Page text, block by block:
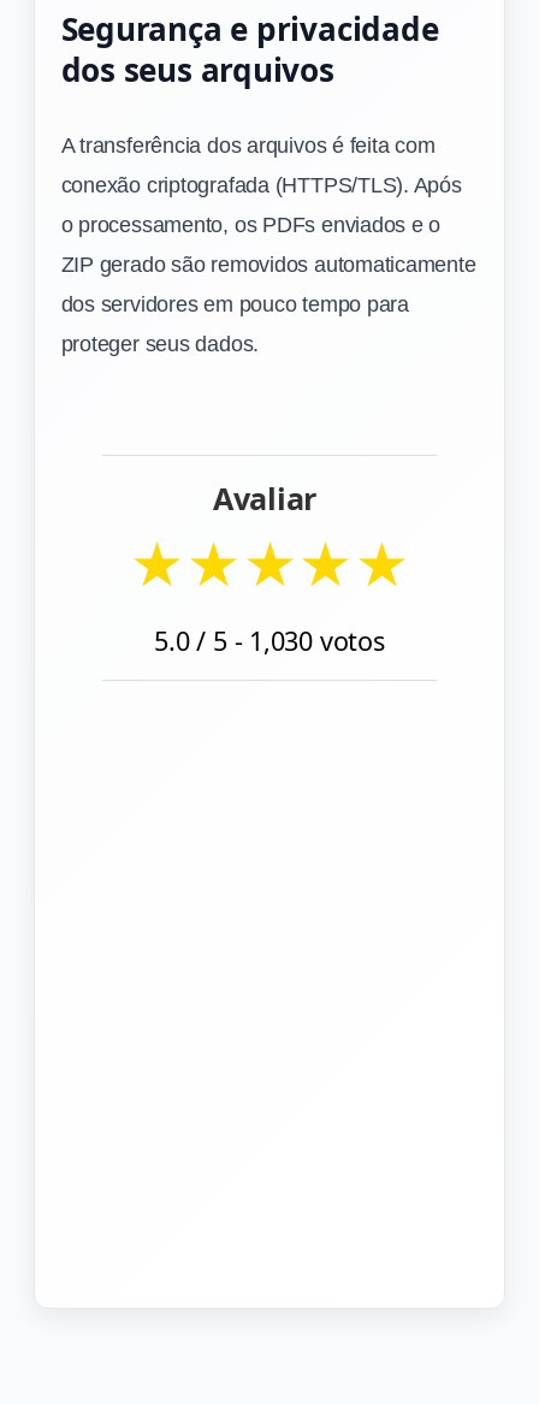
Segurança e privacidade
dos seus arquivos
A transferência dos arquivos é feita com
conexão criptografada (HTTPS/TLS). Após
o processamento, os PDFs enviados e o
ZIP gerado são removidos automaticamente
dos servidores em pouco tempo para
proteger seus dados.
Avaliar
★★★★★
5.0/ 5 - 1,030 votos